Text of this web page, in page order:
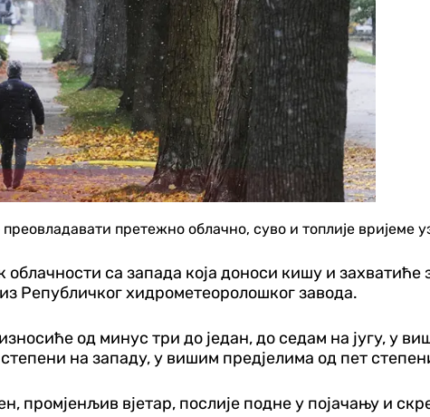
претежно облачно, суво и топлије вријеме
облачности са запада која доноси кишу и
Републичког хидрометеоролошког завода.
од минус три до један, до седам на југу, у
на западу, у вишим пред‌јелима од пет
промјенљив вјетар, послије подне у појачању и